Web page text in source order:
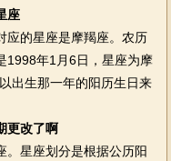
座
的星座是摩羯座。农历
1998年1月6日，星座为摩
出生那一年的阳历生日来
更改了啊
星座划分是根据公历阳